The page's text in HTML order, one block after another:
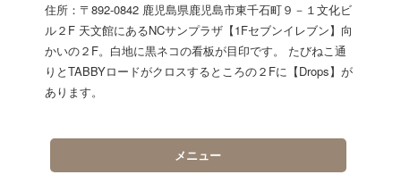
住所：〒892-0842 鹿児島県鹿児島市東千石町９－１文化ビ
ル２F 天文館にあるNCサンプラザ【1Fセブンイレブン】向
かいの２F。白地に黒ネコの看板が目印です。 たびねこ通
りとTABBYロードがクロスするところの２Fに【Drops】が
あります。
メニュー